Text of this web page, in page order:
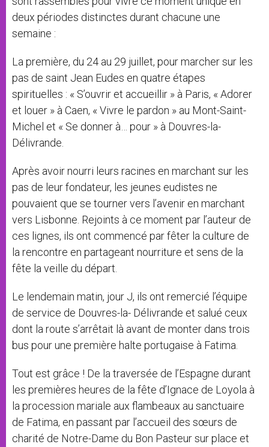
deux périodes distinctes durant chacune une
semaine :
La première, du 24 au 29 juillet, pour marcher sur les
pas de saint Jean Eudes en quatre étapes
spirituelles : « S’ouvrir et accueillir » à Paris, « Adorer
et louer » à Caen, « Vivre le pardon » au Mont-Saint-
Michel et « Se donner à… pour » à Douvres-la-
Délivrande.
Après avoir nourri leurs racines en marchant sur les
pas de leur fondateur, les jeunes eudistes ne
pouvaient que se tourner vers l’avenir en marchant
vers Lisbonne. Rejoints à ce moment par l’auteur de
ces lignes, ils ont commencé par fêter la culture de
la rencontre en partageant nourriture et sens de la
fête la veille du départ.
Le lendemain matin, jour J, ils ont remercié l’équipe
de service de Douvres-la- Délivrande et salué ceux
dont la route s’arrêtait là avant de monter dans trois
bus pour une première halte portugaise à Fatima.
Tout est grâce ! De la traversée de l’Espagne durant
les premières heures de la fête d’Ignace de Loyola à
la procession mariale aux flambeaux au sanctuaire
de Fatima, en passant par l’accueil des sœurs de
charité de Notre-Dame du Bon Pasteur sur place et